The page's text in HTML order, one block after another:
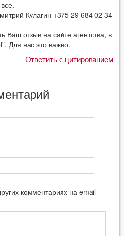
Кулагин +375 29 684 02 34
Ваш отзыв на сайте агентства, в
". Для нас это важно.
Ответить с цитированием
комментариях на email